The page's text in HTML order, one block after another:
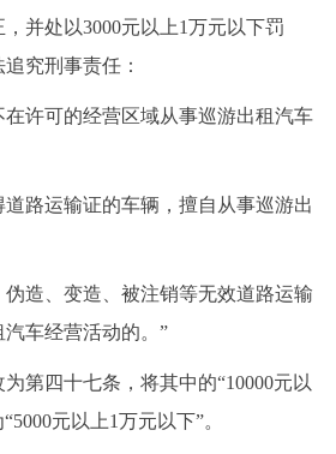
العربية PORTUGUÊS
并处以3000元以上1万元以下罚
究刑事责任：
许可的经营区域从事巡游出租汽车
运输证的车辆，擅自从事巡游出
、变造、被注销等无效道路运输
车经营活动的。”
四十七条，将其中的“10000元以
元以上1万元以下”。